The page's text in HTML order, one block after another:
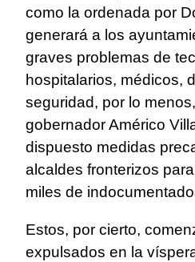
como la ordenada por
generará a los
graves problemas de
hospitalarios, médicos,
seguridad, por lo
gobernador Américo
dispuesto medidas
alcaldes fronterizos
miles de
Estos, por cierto,
expulsados en la